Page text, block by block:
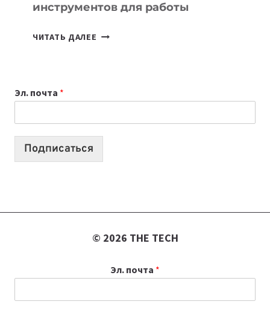
инструментов для работы
ЧИТАТЬ ДАЛЕЕ ТАСК-
РАБОТЫ
Эл. почта *
Подписаться
© 2026 THE TECH
Эл. почта *